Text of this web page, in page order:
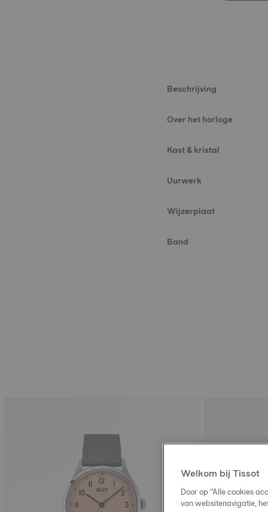
Beschrijving
Over het horloge
Kast & kristal
Uurwerk
Wijzerplaat
Band
Welkom bij Tissot
Door op “Alle cookies
van websitenavigatie,